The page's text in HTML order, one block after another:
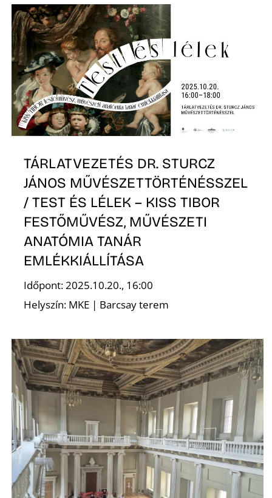
TÁRLATVEZETÉS DR. STURCZ
JÁNOS MŰVÉSZETTÖRTÉNÉSSZEL
/ TEST ÉS LÉLEK – KISS TIBOR
FESTŐMŰVÉSZ, MŰVÉSZETI
ANATÓMIA TANÁR
EMLÉKKIÁLLÍTÁSA
Időpont: 2025.10.20., 16:00
Helyszín: MKE | Barcsay terem